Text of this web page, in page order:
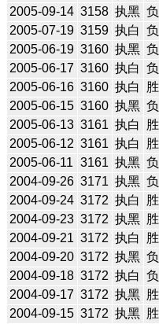
2005-09-14 3158 执黑 负
2005-07-19 3159 执白 负
2005-06-19 3160 执黑 负
2005-06-17 3160 执白 负
2005-06-16 3160 执白 胜
2005-06-15 3160 执黑 负
2005-06-13 3161 执白 胜
2005-06-12 3161 执白 胜
2005-06-11 3161 执黑 负
2004-09-26 3171 执黑 负
2004-09-24 3172 执白 胜
2004-09-23 3172 执黑 胜
2004-09-21 3172 执白 胜
2004-09-20 3172 执黑 负
2004-09-18 3172 执白 负
2004-09-17 3172 执黑 胜
2004-09-15 3172 执黑 胜